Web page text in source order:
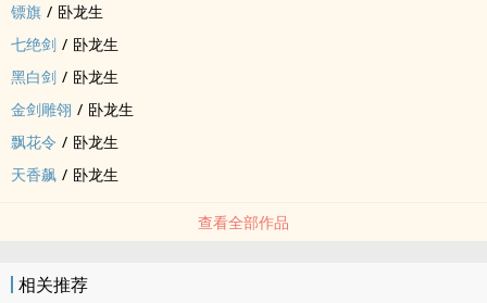
镖旗 / 卧龙生
七绝剑 / 卧龙生
黑白剑 / 卧龙生
金剑雕翎 / 卧龙生
飘花令 / 卧龙生
天香飙 / 卧龙生
查看全部作品
相关推荐